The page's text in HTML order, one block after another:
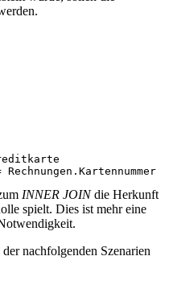
Rechnungen . Kartennummer
INNER JOINdie Herkunft
spielt. Dies ist mehr eine
nachfolgenden Szenarien